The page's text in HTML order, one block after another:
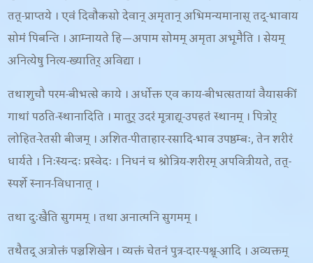
तत्-प्राप्तये । एवं दिवौकसो देवान् अमृतान् अभिमन्यमानास् तद्-भावाय
सोमं पिबन्ति । आम्नायते हि—अपाम सोमम् अमृता अभूमैति । सेयम्
अनित्येषु नित्य-ख्यातिर् अविद्या ।
तथाशुचौ परम-बीभत्से काये । अर्धोक्त एव काय-बीभत्सतायां वैयासकीं
गाथां पठति-स्थानादिति । मातुर् उदरं मूत्राद्य्-उपहतं स्थानम् । पित्रोर्
लोहित-रेतसी बीजम् । अशित-पीताहार-रसादि-भाव उपष्ठम्बः, तेन शरीरं
धार्यते । निःस्यन्दः प्रस्वेदः । निधनं च श्रोत्रिय-शरीरम् अपवित्रीयते, तत्-
स्पर्शे स्नान-विधानात् ।
तथा दुःखैति सुगमम् । तथा अनात्मनि सुगमम् ।
तथैतद् अत्रोक्तं पञ्चशिखेन । व्यक्तं चेतनं पुत्र-दार-पश्व्-आदि । अव्यक्तम्